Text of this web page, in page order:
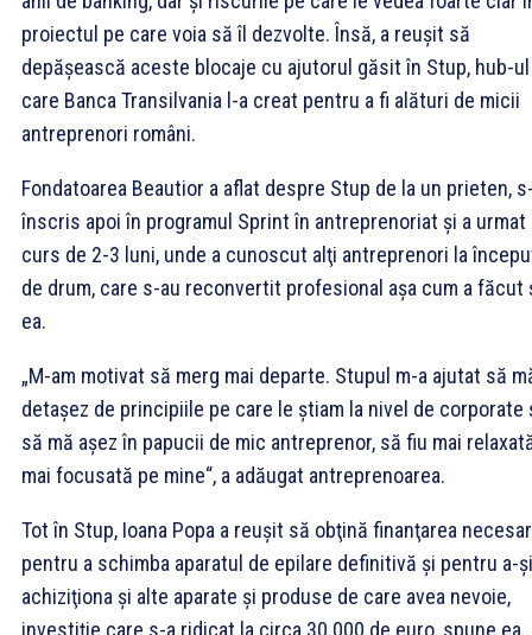
proiectul pe care voia să îl dezvolte. Însă, a reuşit să
depăşească aceste blocaje cu ajutorul găsit în Stup, hub-
care Banca Transilvania l-a creat pentru a fi alături de micii
antreprenori români.
Fondatoarea Beautior a aflat despre Stup de la un prieten,
înscris apoi în programul Sprint în antreprenoriat şi a urmat
curs de 2-3 luni, unde a cunoscut alţi antreprenori la
de drum, care s-au reconvertit profesional aşa cum a făcut
ea.
„M-am motivat să merg mai departe. Stupul m-a ajutat să
detaşez de principiile pe care le ştiam la nivel de corporate
să mă aşez în papucii de mic antreprenor, să fiu mai
mai focusată pe mine“, a adăugat antreprenoarea.
Tot în Stup, Ioana Popa a reuşit să obţină finanţarea
pentru a schimba aparatul de epilare definitivă şi pentru a-şi
achiziţiona şi alte aparate şi produse de care avea nevoie,
investiţie care s-a ridicat la circa 30.000 de euro, spune ea.